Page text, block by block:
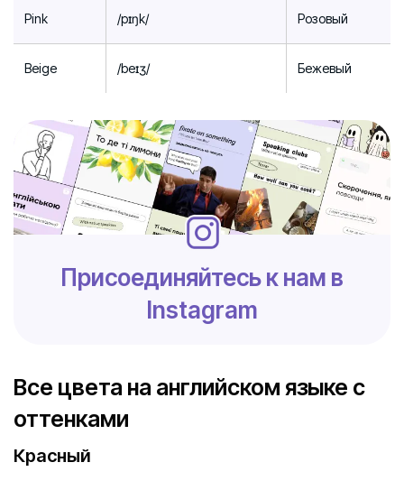
Pink /pɪŋk/ Розовый
Beige /beɪʒ/ Бежевый
Присоединяйтесь к нам в
Instagram
Все цвета на английском языке с
оттенками
Красный